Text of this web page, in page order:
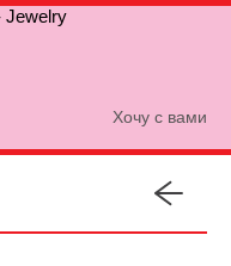
Хочу с вами